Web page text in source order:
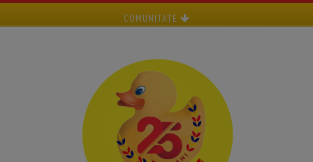
COMUNITATE